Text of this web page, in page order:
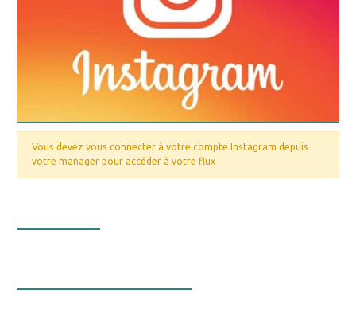
Vous devez vous connecter à votre compte Instagram depuis
votre manager pour accéder à votre flux